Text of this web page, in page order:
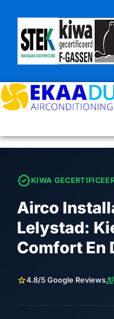
content
verifiedKIWA
Airco
Lelystad:
Comfort En
star4.8/5 Google Reviews